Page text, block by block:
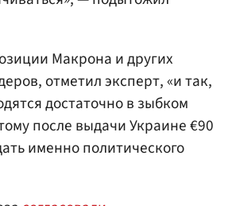
Макрона и других
отметил эксперт, «и так,
достаточно в зыбком
после выдачи Украине €90
именно политического